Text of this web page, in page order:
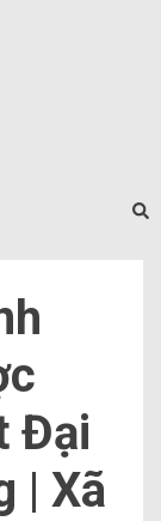
Đại
| Xã